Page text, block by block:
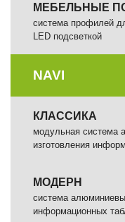
МЕБЕЛЬНЫЕ
cистема профилей
LED подсветкой
NAVI
КЛАССИКА
модульная система
изготовления
МОДЕРН
система
информационных